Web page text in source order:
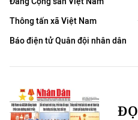
Thông tấn xã Việt Nam
Báo điện tử Quân đội nhân dân